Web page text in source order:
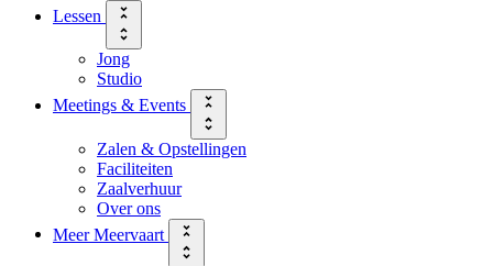
Lessen
Jong
Studio
Meetings & Events
Zalen & Opstellingen
Faciliteiten
Zaalverhuur
Over ons
Meer Meervaart